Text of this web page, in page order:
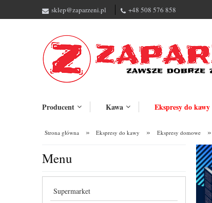
sklep@zaparzeni.pl +48 508 576 858
Producent Kawa Ekspresy do kawy
Strona główna » Ekspresy do kawy » Ekspresy domowe »
Menu
Supermarket